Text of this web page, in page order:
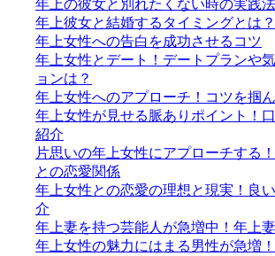
年上の彼女と別れたくない時の実践法
年上彼女と結婚するタイミングとは？
年上女性への告白を成功させるコツ
年上女性とデート！デートプランや
ョンは？
年上女性へのアプローチ！コツを掴
年上女性が見せる脈ありポイント！
紹介
片思いの年上女性にアプローチする
との恋愛関係
年上女性との恋愛の理想と現実！良
介
年上妻を持つ芸能人が急増中！年上
年上女性の魅力にはまる男性が急増